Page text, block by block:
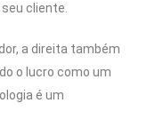
cliente.
a direita também
o lucro como um
é um